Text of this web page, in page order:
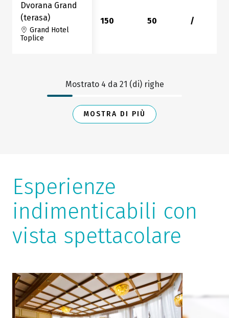
Dvorana Grand
(terasa)
Grand Hotel
Toplice
150 50 /
Mostrato 4 da 21 (di) righe
MOSTRA DI PIÙ
Esperienze
indimenticabili con
vista spettacolare